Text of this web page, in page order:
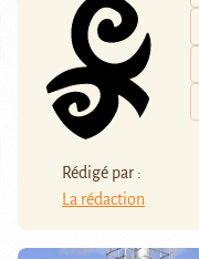
Rédigé par :
La rédaction